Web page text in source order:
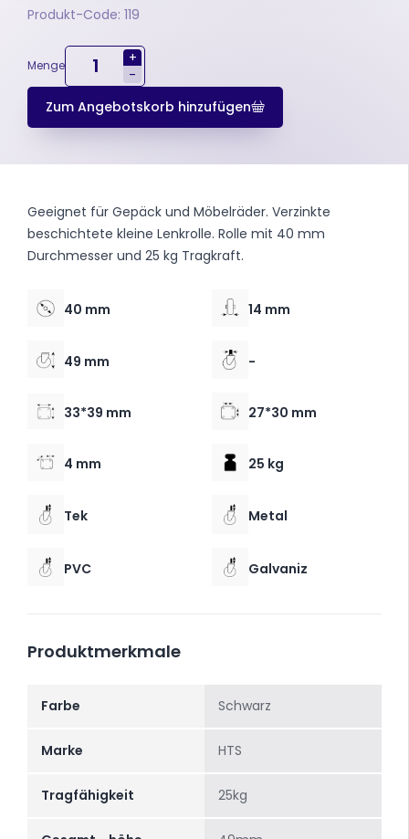
Produkt-Code: 119
Menge
+
-
Zum Angebotskorb hinzufügen
Geeignet für Gepäck und Möbelräder. Verzinkte
beschichtete kleine Lenkrolle. Rolle mit 40 mm
Durchmesser und 25 kg Tragkraft.
40 mm 14 mm
49 mm -
33*39 mm 27*30 mm
4 mm 25 kg
Tek Metal
PVC Galvaniz
Produktmerkmale
Farbe Schwarz
Marke HTS
Tragfähigkeit 25kg